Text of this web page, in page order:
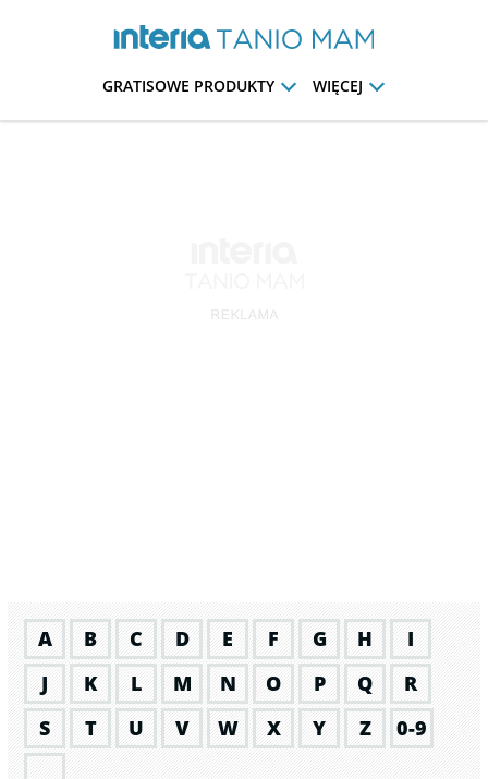
GRATISOWE PRODUKTY WIĘCEJ
A B C D E F G H
I
J
K L M N O P Q
R
S
T U V W X Y Z
0-9